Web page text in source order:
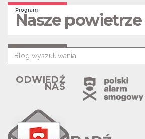
Program
Nasze powietrze
ODWIEDŹ
NAS